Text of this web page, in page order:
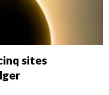
sites